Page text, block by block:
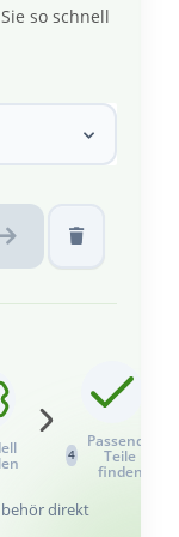
so schnell
4
Passende
Teile
finden
direkt